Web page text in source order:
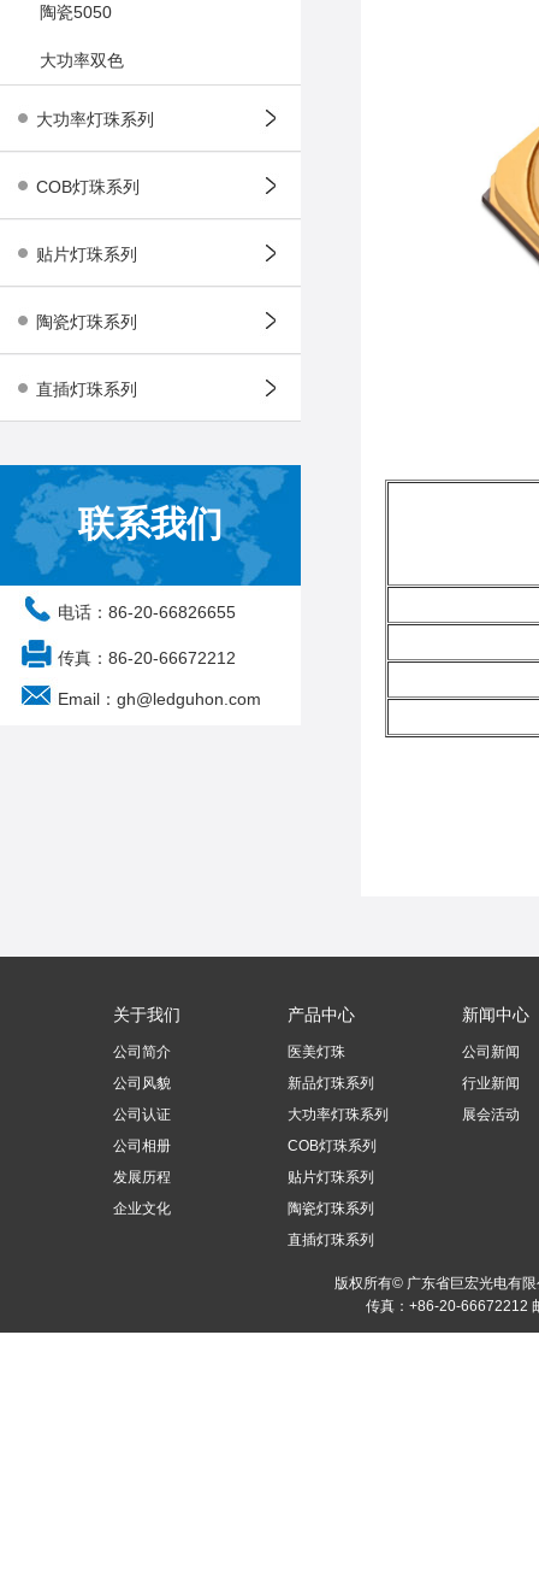
陶瓷5050
大功率双色
大功率灯珠系列
COB灯珠系列
贴片灯珠系列
陶瓷灯珠系列
直插灯珠系列
联系我们
电话：86-20-66826655
传真：86-20-66672212
Email：gh@ledguhon.com
关于我们
公司简介
公司风貌
公司认证
公司相册
发展历程
企业文化
产品中心
医美灯珠
新品灯珠系列
大功率灯珠系列
COB灯珠系列
贴片灯珠系列
陶瓷灯珠系列
直插灯珠系列
新闻中心
公司新闻
行业新闻
展会活动
版权所有© 广东省巨宏光电有
传真：+86-20-66672212